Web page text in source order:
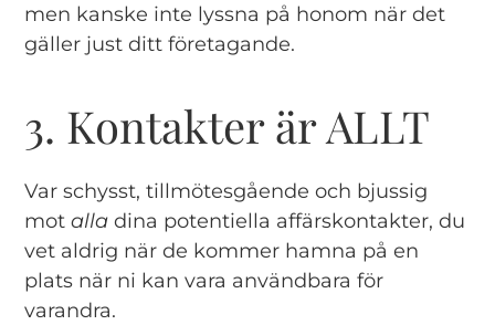
men kanske inte lyssna på honom när det
gäller just ditt företagande.
3. Kontakter är ALLT
Var schysst, tillmötesgående och bjussig
motalla dina potentiella affärskontakter, du
vet aldrig när de kommer hamna på en
plats när ni kan vara användbara för
varandra.